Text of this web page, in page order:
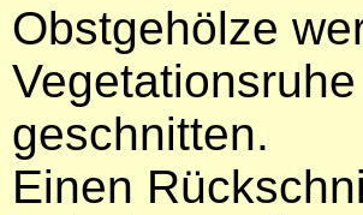
Obstgehölze
geschnitten.
Einen